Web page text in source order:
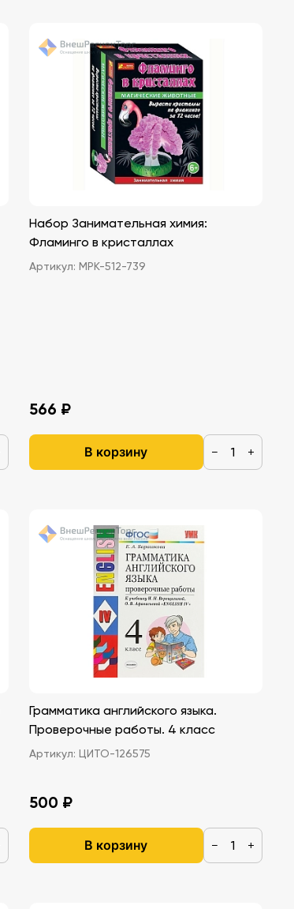
Набор Занимательная химия:
Фламинго в кристаллах
Артикул: МРК-512-739
566 ₽
В корзину − +
Грамматика английского языка.
Проверочные работы. 4 класс
Артикул: ЦИТО-126575
500 ₽
В корзину − +